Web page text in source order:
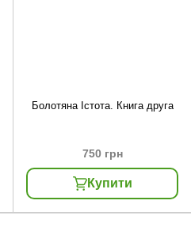
Болотяна Істота. Книга друга
750 грн
Купити